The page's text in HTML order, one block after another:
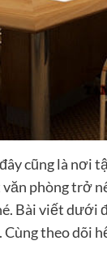
cũng là nơi
phòng trở
Bài viết dưới
theo dõi